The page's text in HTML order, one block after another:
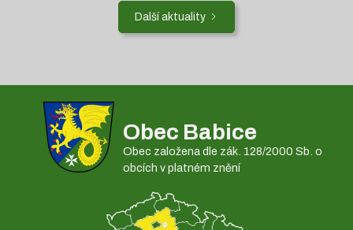
Další aktuality
Obec Babice
Obec založena dle zák. 128/2000 Sb. o
obcích v platném znění